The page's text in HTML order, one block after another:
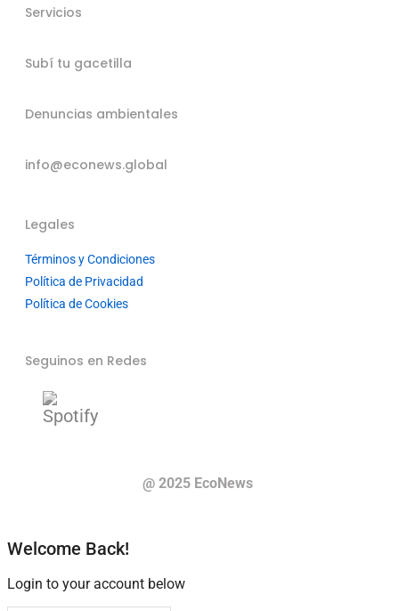
Servicios
Subí tu gacetilla
Denuncias ambientales
info@econews.global
Legales
Términos y Condiciones
Política de Privacidad
Política de Cookies
Seguinos en Redes
@ 2025 EcoNews
Welcome Back!
Login to your account below